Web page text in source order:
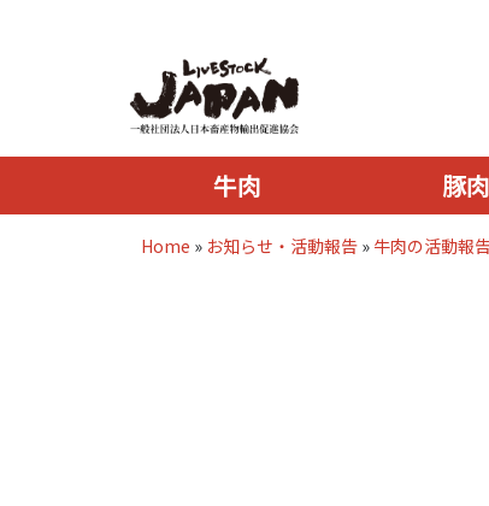
牛肉 豚肉
Home » お知らせ・活動報告 » 牛肉の活動報